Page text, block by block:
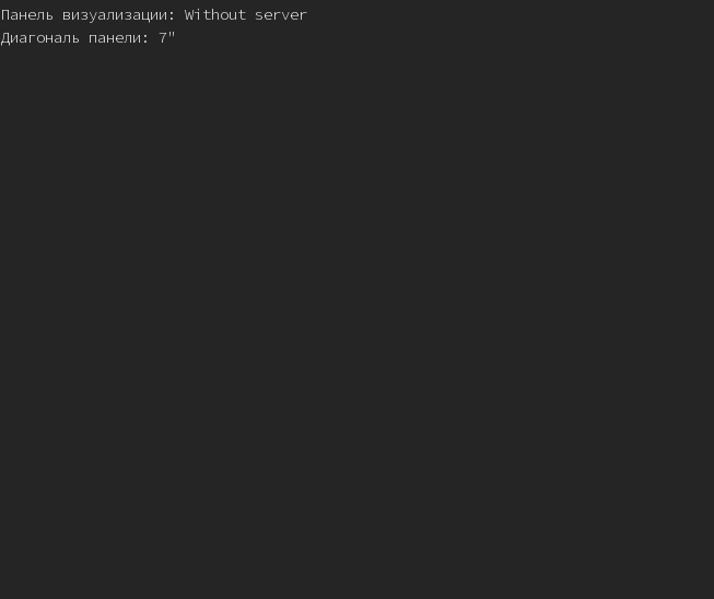
Панель визуализации: Without server
Диагональ панели: 7"